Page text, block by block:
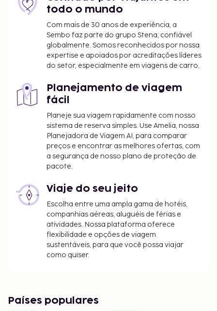
Cama desdobrável: 1700.0 INR por dia
A lista anterior pode não estar completa. As taxas e
os depósitos podem não incluir impostos e estão
sujeitos a alterações.
É possível que as crianças não tenham direito
Não são permitidos animais de estimação
neste alojamento, incluindo animais de
todo o mundo
Com mais de 30 anos de experiência, a
Sembo faz parte do grupo Stena, confiável
globalmente. Somos reconhecidos por nossa
expertise e apoiados por acreditações líderes
do setor, especialmente em viagens de carro.
Planejamento de viagem
fácil
Planeje sua viagem rapidamente com nosso
sistema de reserva simples. Use Amelia, nossa
Planejadora de Viagem AI, para comparar
preços e encontrar as melhores ofertas, com
a segurança de nosso plano de proteção de
pacote.
Viaje do seu jeito
Escolha entre uma ampla gama de hotéis,
companhias aéreas, aluguéis de férias e
atividades. Nossa plataforma oferece
flexibilidade e opções de viagem
sustentáveis, para que você possa viajar
como quiser.
Países populares